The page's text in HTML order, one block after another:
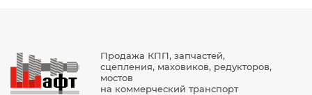
Продажа КПП, запчастей,
сцепления, маховиков, редукторов,
мостов
на коммерческий транспорт